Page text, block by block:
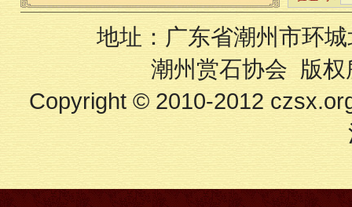
地址：广东省潮州市环
潮州赏石协会 版
Copyright © 2010-2012